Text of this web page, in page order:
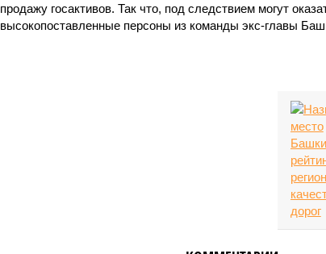
продажу госактивов. Так что, под следствием могут
высокопоставленные персоны из команды экс-главы